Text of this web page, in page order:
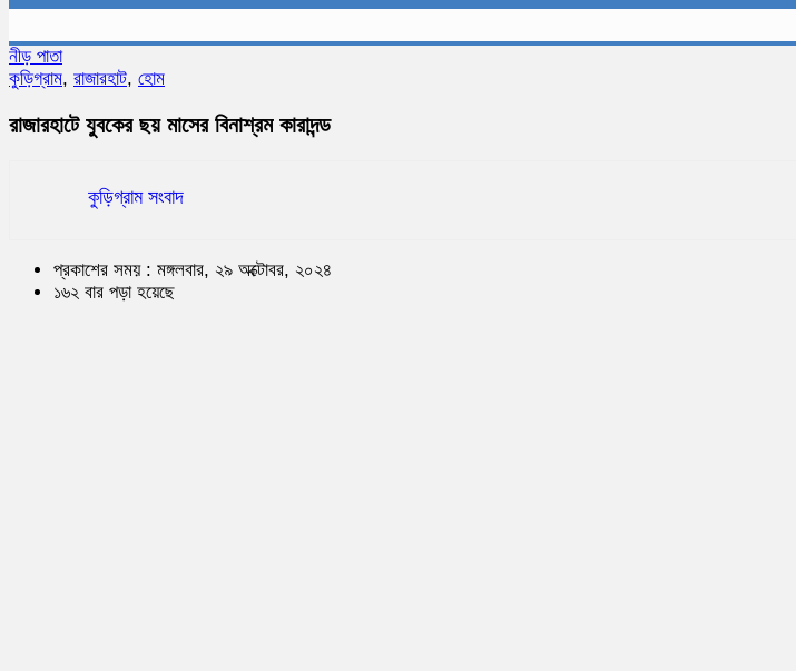
নীড় পাতা
কুড়িগ্রাম, রাজারহাট, হোম
রাজারহাটে যুবকের ছয় মাসের বিনাশ্রম কারাদন্ড
কুড়িগ্রাম সংবাদ
প্রকাশের সময় : মঙ্গলবার, ২৯ অক্টোবর, ২০২৪
১৬২ বার পড়া হয়েছে